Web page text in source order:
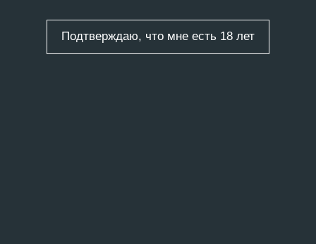
Подтверждаю, что мне есть 18 лет